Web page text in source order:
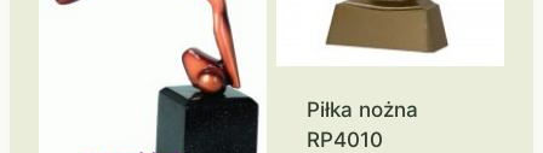
Piłka nożna
RP4010